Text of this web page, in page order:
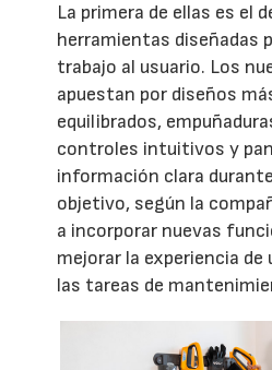
La primera de ellas es el
herramientas diseñadas
trabajo al usuario. Los
apuestan por diseños
equilibrados,
controles intuitivos y
información clara
objetivo, según la
a incorporar nuevas
mejorar la experiencia
las tareas de